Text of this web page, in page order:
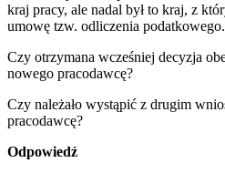
kraj pracy, ale nadal był to kraj, z
umowę tzw. odliczenia podatkowego.
Czy otrzymana wcześniej decyzja
nowego pracodawcę?
Czy należało wystąpić z drugim
pracodawcę?
Odpowiedź